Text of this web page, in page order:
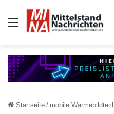
Auswahl
Startseite / mobile